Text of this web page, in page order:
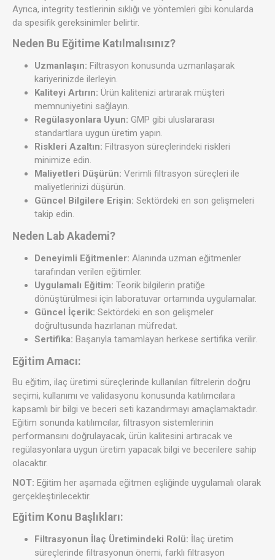
Ayrıca, integrity testlerinin sıklığı ve yöntemleri gibi konularda
da spesifik gereksinimler belirtir.
Neden Bu Eğitime Katılmalısınız?
Uzmanlaşın: Filtrasyon konusunda uzmanlaşarak
kariyerinizde ilerleyin.
Kaliteyi Artırın: Ürün kalitenizi artırarak müşteri
memnuniyetini sağlayın.
Regülasyonlara Uyun: GMP gibi uluslararası
standartlara uygun üretim yapın.
Riskleri Azaltın: Filtrasyon süreçlerindeki riskleri
minimize edin.
Maliyetleri Düşürün: Verimli filtrasyon süreçleri ile
maliyetlerinizi düşürün.
Güncel Bilgilere Erişin: Sektördeki en son gelişmeleri
takip edin.
Neden Lab Akademi?
Deneyimli Eğitmenler: Alanında uzman eğitmenler
tarafından verilen eğitimler.
Uygulamalı Eğitim: Teorik bilgilerin pratiğe
dönüştürülmesi için laboratuvar ortamında uygulamalar.
Güncel İçerik: Sektördeki en son gelişmeler
doğrultusunda hazırlanan müfredat.
Sertifika: Başarıyla tamamlayan herkese sertifika verilir.
Eğitim Amacı:
Bu eğitim, ilaç üretimi süreçlerinde kullanılan filtrelerin doğru
seçimi, kullanımı ve validasyonu konusunda katılımcılara
kapsamlı bir bilgi ve beceri seti kazandırmayı amaçlamaktadır.
Eğitim sonunda katılımcılar, filtrasyon sistemlerinin
performansını doğrulayacak, ürün kalitesini artıracak ve
regülasyonlara uygun üretim yapacak bilgi ve becerilere sahip
olacaktır.
NOT: Eğitim her aşamada eğitmen eşliğinde uygulamalı olarak
gerçekleştirilecektir.
Eğitim Konu Başlıkları:
Filtrasyonun İlaç Üretimindeki Rolü: İlaç üretim
süreçlerinde filtrasyonun önemi, farklı filtrasyon